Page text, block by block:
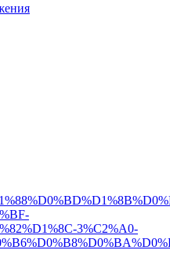
3%C2%A0-